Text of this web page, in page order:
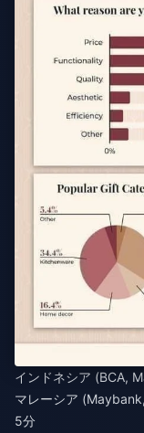
インドネシア (BCA,
マレーシア
5分